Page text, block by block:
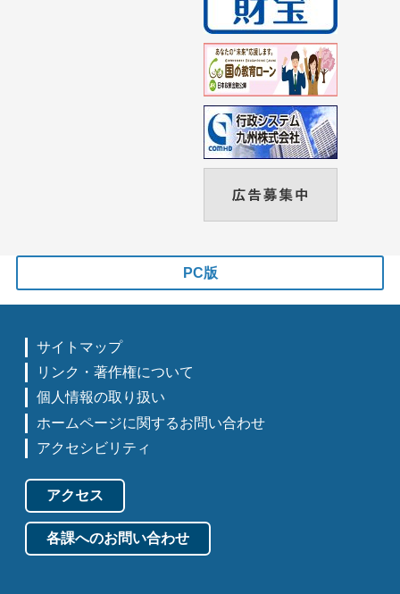
PC版
サイトマップ
リンク・著作権について
個人情報の取り扱い
ホームページに関するお問い合わせ
アクセシビリティ
アクセス
各課へのお問い合わせ